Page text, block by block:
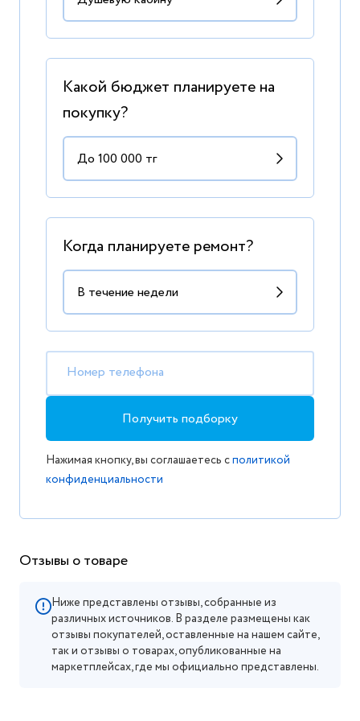
Какой бюджет планируете на
покупку?
Когда планируете ремонт?
Номер телефона
Получить подборку
Нажимая кнопку, вы соглашаетесь сполитикой
конфиденциальности
Отзывы о товаре
Ниже представлены отзывы, собранные из
различных источников. В разделе размещены как
отзывы покупателей, оставленные на нашем сайте,
так и отзывы о товарах, опубликованные на
маркетплейсах, где мы официально представлены.